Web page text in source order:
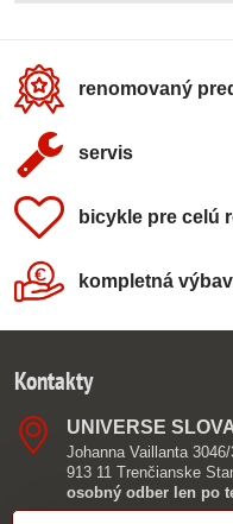
renomovaný
servis
bicykle pre celú
kompletná
Kontakty
UNIVERSE
Johanna Vaillanta
913 11 Trenčianske
osobný odber len po